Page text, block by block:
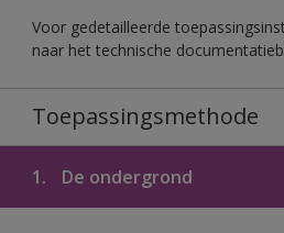
Voor gedetailleerde
naar het technische
Toepassingsmethode
1. De ondergrond